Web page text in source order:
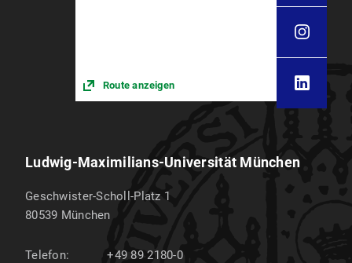
Route anzeigen
Ludwig-Maximilians-Universität München
Geschwister-Scholl-Platz 1
80539 München
Telefon:
+49 89 2180-0